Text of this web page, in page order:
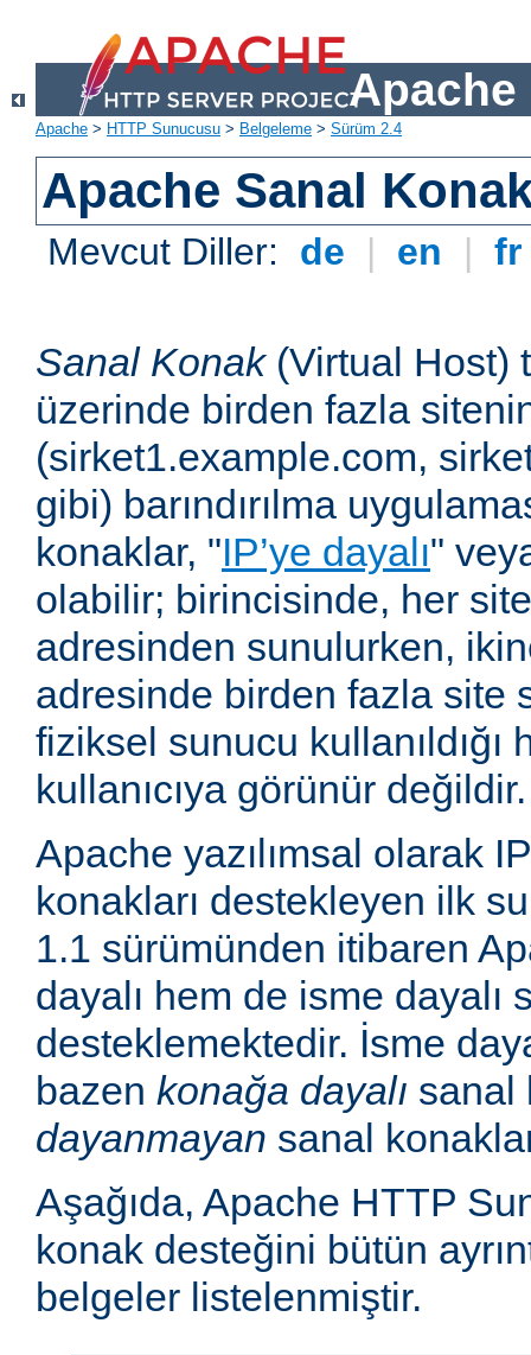
Apache
Apache > HTTP Sunucusu > Belgeleme > Sürüm 2.4
Apache Sanal
Mevcut Diller: de | en |
Sanal Konak(Virtual Host)
üzerinde birden fazla
(sirket1.example.com,
gibi) barındırılma
konaklar, "IP’ye dayalı"
olabilir; birincisinde, her
adresinden sunulurken,
adresinde birden fazla site
fiziksel sunucu
kullanıcıya görünür değildir.
Apache yazılımsal olarak
konakları destekleyen ilk
1.1 sürümünden itibaren
dayalı hem de isme dayalı
desteklemektedir. İsme
bazen konağa dayalı sanal
dayanmayan sanal
Aşağıda, Apache HTTP
konak desteğini bütün
belgeler listelenmiştir.